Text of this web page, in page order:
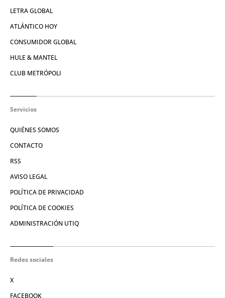
LETRA GLOBAL
ATLÁNTICO HOY
CONSUMIDOR GLOBAL
HULE & MANTEL
CLUB METRÓPOLI
Servicios
QUIÉNES SOMOS
CONTACTO
RSS
AVISO LEGAL
POLÍTICA DE PRIVACIDAD
POLÍTICA DE COOKIES
ADMINISTRACIÓN UTIQ
Redes sociales
X
FACEBOOK